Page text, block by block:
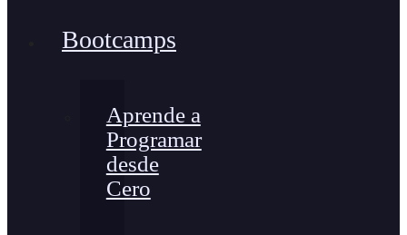
Bootcamps
Aprende a
Programar
desde
Cero